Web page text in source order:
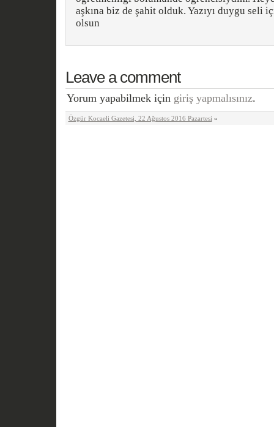
aşkına biz de şahit olduk. Yazıyı duygu seli
olsun
Leave a comment
Yorum yapabilmek için giriş yapmalısınız.
Özgür Kocaeli Gazetesi, 22 Ağustos 2016 Pazartesi »